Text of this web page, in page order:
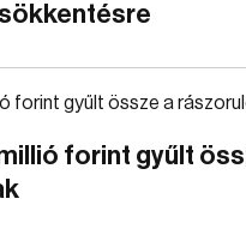
forint gyűlt